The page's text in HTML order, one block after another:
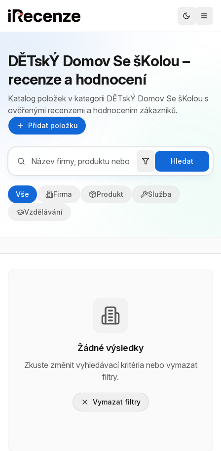
DĚTskÝ Domov Se šKolou –
recenze a hodnocení
Katalog položek v kategorii DĚTskÝ Domov Se šKolou s
ověřenými recenzemi a hodnocením zákazníků.
Přidat položku
Hledat
Vše Firma Produkt Služba
Vzdělávání
Žádné výsledky
Zkuste změnit vyhledávací kritéria nebo vymazat
filtry.
Vymazat filtry